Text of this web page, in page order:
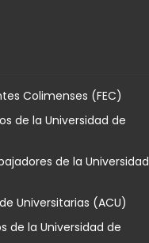
Colimenses (FEC)
de la Universidad de
de la Universidad
Universitarias (ACU)
de la Universidad de